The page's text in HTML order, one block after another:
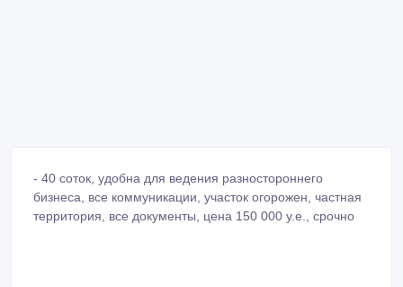
- 40 соток, удобна для ведения разностороннего
бизнеса, все коммуникации, участок огорожен, частная
территория, все документы, цена 150 000 у.е., срочно